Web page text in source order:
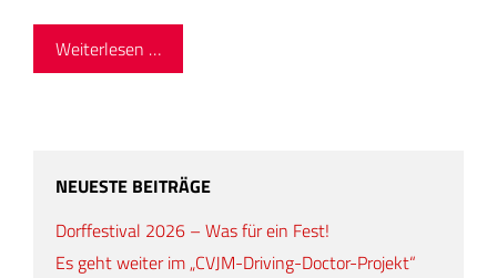
Weiterlesen …
NEUESTE BEITRÄGE
Dorffestival 2026 – Was für ein Fest!
Es geht weiter im „CVJM-Driving-Doctor-Projekt“